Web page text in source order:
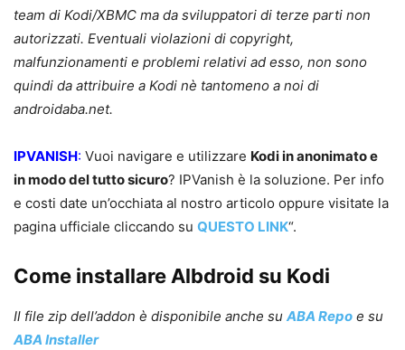
team di Kodi/XBMC ma da sviluppatori di terze parti non
autorizzati. Eventuali violazioni di copyright,
malfunzionamenti e problemi relativi ad esso, non sono
quindi da attribuire a Kodi nè tantomeno a noi di
androidaba.net.
IPVANISH: Vuoi navigare e utilizzare Kodi in anonimato e
in modo del tutto sicuro? IPVanish è la soluzione. Per info
e costi date un’occhiata al nostro articolo oppure visitate la
pagina ufficiale cliccando su QUESTO LINK“.
Come installare Albdroid su Kodi
Il file zip dell’addon è disponibile anche su ABA Repo e su
ABA Installer